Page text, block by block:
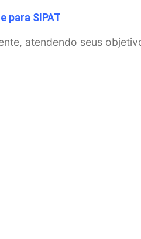
para SIPAT
atendendo seus